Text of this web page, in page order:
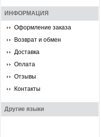
ИНФОРМАЦИЯ
Оформление заказа
Возврат и обмен
Доставка
Оплата
Отзывы
Контакты
Другие языки